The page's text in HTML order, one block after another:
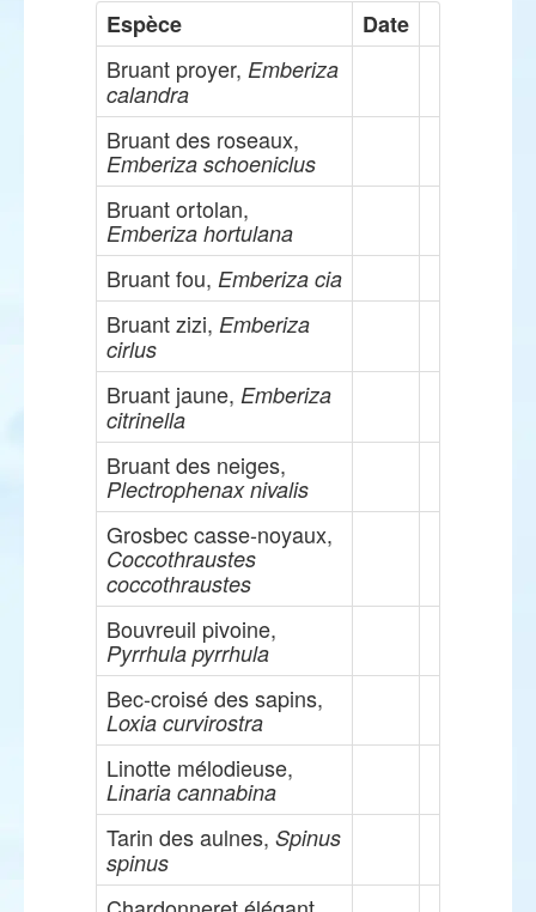
Espèce
Date
Bruant proyer, Emberiza
calandra
Bruant des roseaux,
Emberiza schoeniclus
Bruant ortolan,
Emberiza hortulana
Bruant fou, Emberiza cia
Bruant zizi, Emberiza
cirlus
Bruant jaune, Emberiza
citrinella
Bruant des neiges,
Plectrophenax nivalis
Grosbec casse-noyaux,
Coccothraustes
coccothraustes
Bouvreuil pivoine,
Pyrrhula pyrrhula
Bec-croisé des sapins,
Loxia curvirostra
Linotte mélodieuse,
Linaria cannabina
Tarin des aulnes, Spinus
spinus